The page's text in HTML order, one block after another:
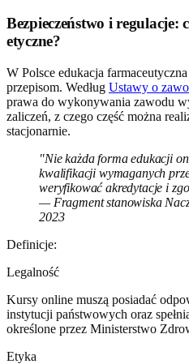
Bezpieczeństwo i regulacje:
etyczne?
W Polsce edukacja
przepisom. Według Ustawy o
prawa do wykonywania zawodu
zaliczeń, z czego część można
stacjonarnie.
"Nie każda forma edukacji
kwalifikacji wymaganych
weryfikować akredytacje i
— Fragment stanowiska
2023
Definicje:
Legalność
Kursy online muszą posiadać
instytucji państwowych oraz
określone przez Ministerstwo
Etyka